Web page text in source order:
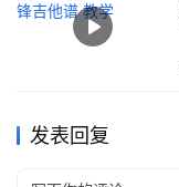
发表回复